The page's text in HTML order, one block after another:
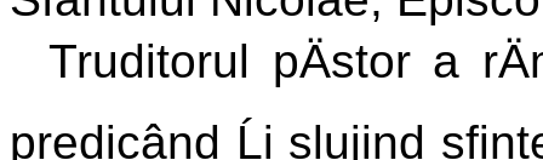
Truditorul pÄstor a
predicând Ĺi slujind